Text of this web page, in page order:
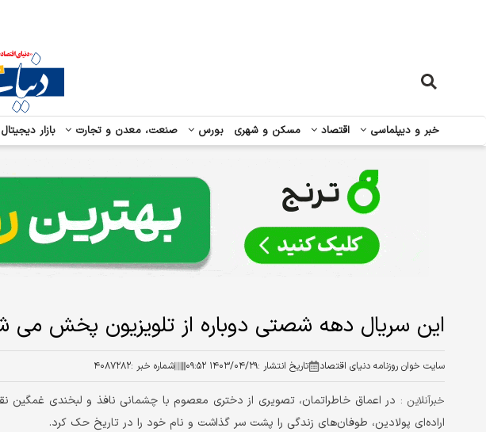
خبر و دیپلماسی اقتصاد مسکن و شهری بورس صنعت، معدن و تجارت بازار دیجیتال
این سریال دهه شصتی دوباره از تلویزیون پخش می
سایت خوان روزنامه دنیای اقتصاد تاریخ انتشار :۱۴۰۳/۰۴/۲۹ ۰۹:۵۲ شماره خبر :۴۰۸۷۲۸۲
خبرآنلاین : در اعماق خاطراتمان، تصویری از دختری معصوم با چشمانی نافذ و لبخندی
اراده‌ای پولادین، طوفان‌های زندگی را پشت سر گذاشت و نام خود را در تاریخ حک کرد.